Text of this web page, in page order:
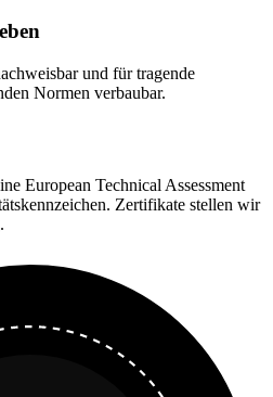
und für tragende
Normen verbaubar.
European Technical Assessment
Zertifikate stellen wir